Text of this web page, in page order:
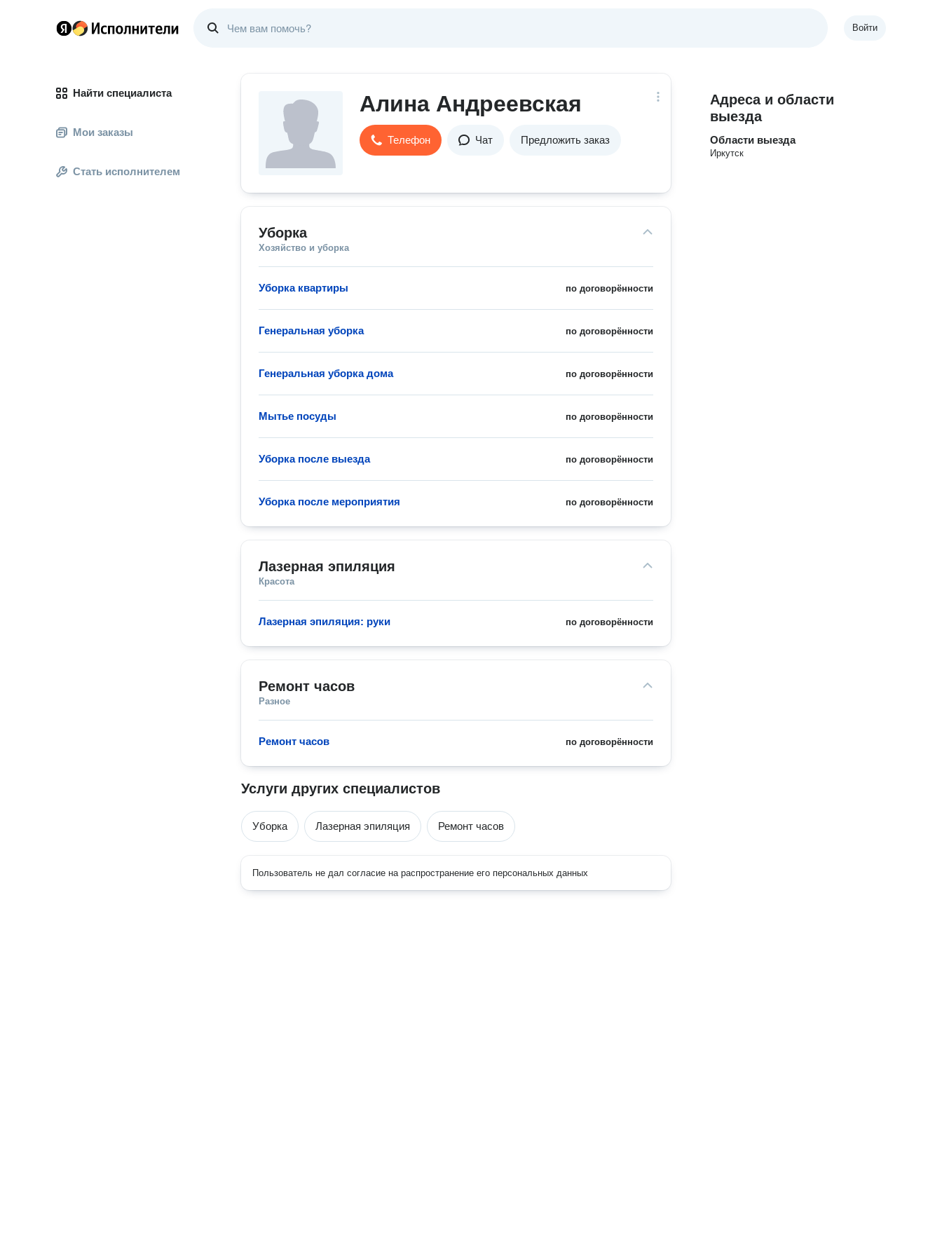
Войти
Найти специалиста
Мои заказы
Стать исполнителем
Алина Андреевская
Телефон Чат Предложить заказ
Уборка
Хозяйство и уборка
по договорённости
Уборка квартиры
по договорённости
Генеральная уборка
по договорённости
Генеральная уборка дома
по договорённости
Мытье посуды
по договорённости
Уборка после выезда
по договорённости
Уборка после мероприятия
Лазерная эпиляция
Красота
по договорённости
Лазерная эпиляция: руки
Ремонт часов
Разное
по договорённости
Ремонт часов
Услуги других специалистов
Уборка Лазерная эпиляция Ремонт часов
Пользователь не дал согласие на распространение его персональных данных
Адреса и области
выезда
Области выезда
Иркутск